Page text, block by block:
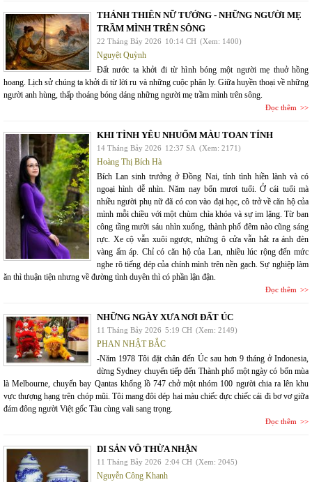
THÁNH THIÊN NỮ TƯỚNG - NHỮNG NGƯỜI MẸ
TRẦM MÌNH TRÊN SÔNG
22 Tháng Bảy 2026 10:14 CH (Xem: 1400)
Nguyệt Quỳnh
Đất nước ta khởi đi từ hình bóng một người mẹ thuở hồng
hoang. Lịch sử chúng ta khởi đi từ lời ru và những cuộc phân ly. Giữa huyền thoại về những
người anh hùng, thấp thoáng bóng dáng những người mẹ trầm mình trên sông.
Đọc thêm
KHI TÌNH YÊU NHUỐM MÀU TOAN TÍNH
14 Tháng Bảy 2026 12:37 SA (Xem: 2171)
Hoàng Thị Bích Hà
Bích Lan sinh trưởng ở Đồng Nai, tính tình hiền lành và có
ngoại hình dễ nhìn. Năm nay bốn mươi tuổi. Ở cái tuổi mà
nhiều người phụ nữ đã có con vào đại học, cô trở về căn hộ của
mình mỗi chiều với một chùm chìa khóa và sự im lặng. Từ ban
công tầng mười sáu nhìn xuống, thành phố đêm nào cũng sáng
rực. Xe cộ vẫn xuôi ngược, những ô cửa vẫn hắt ra ánh đèn
vàng ấm áp. Chỉ có căn hộ của Lan, nhiều lúc rộng đến mức
nghe rõ tiếng dép của chính mình trên nền gạch. Sự nghiệp làm
ăn thì thuận tiện nhưng về đường tình duyên thì có phần lận đận.
Đọc thêm
NHỮNG NGÀY XƯA NƠI ĐẤT ÚC
11 Tháng Bảy 2026 5:19 CH (Xem: 2149)
PHAN NHẬT BẮC
-Năm 1978 Tôi đặt chân đến Úc sau hơn 9 tháng ở Indonesia,
dừng Sydney chuyển tiếp đến Thành phố một ngày có bốn mùa
là Melbourne, chuyến bay Qantas khổng lồ 747 chở một nhóm 100 người chia ra lên khu
vực thượng hạng trên chóp mũi. Tôi mang đôi dép hai màu chiếc đực chiếc cái đi bơ vơ giữa
đám đông người Việt gốc Tàu cùng vali sang trọng.
Đọc thêm
DI SẢN VÔ THỪA NHẬN
11 Tháng Bảy 2026 2:04 CH (Xem: 2045)
Nguyễn Công Khanh